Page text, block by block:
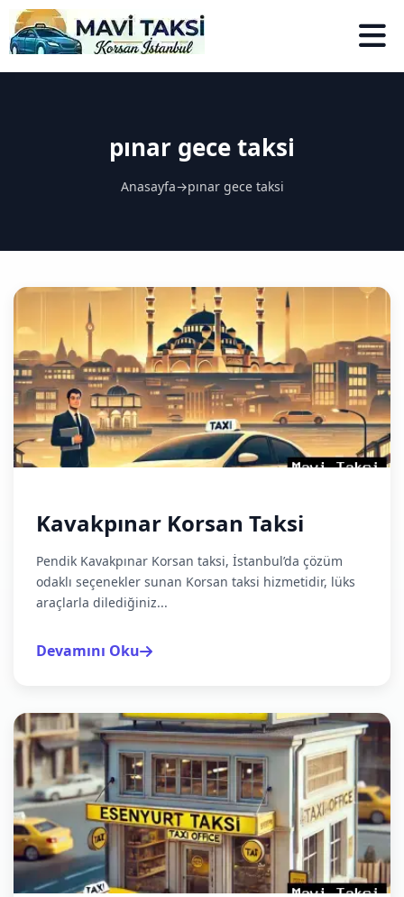
pınar gece taksi
Anasayfa→pınar gece taksi
Kavakpınar Korsan Taksi
Pendik Kavakpınar Korsan taksi, İstanbul’da çözüm
odaklı seçenekler sunan Korsan taksi hizmetidir, lüks
araçlarla dilediğiniz...
Devamını Oku